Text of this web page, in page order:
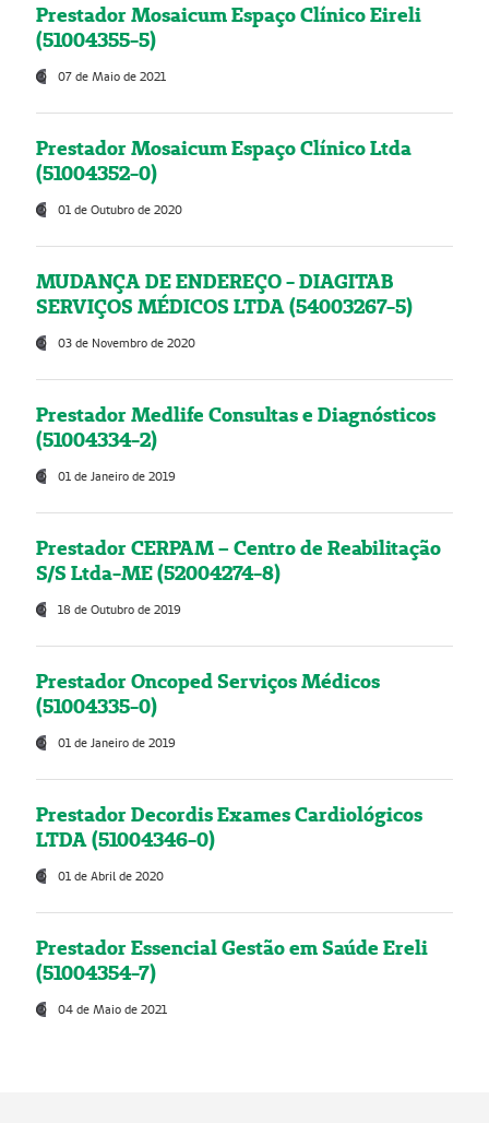
Prestador Mosaicum Espaço Clínico Eireli
(51004355-5)
07 de Maio de 2021
Prestador Mosaicum Espaço Clínico Ltda
(51004352-0)
01 de Outubro de 2020
MUDANÇA DE ENDEREÇO - DIAGITAB
SERVIÇOS MÉDICOS LTDA (54003267-5)
03 de Novembro de 2020
Prestador Medlife Consultas e Diagnósticos
(51004334-2)
01 de Janeiro de 2019
Prestador CERPAM – Centro de Reabilitação
S/S Ltda-ME (52004274-8)
18 de Outubro de 2019
Prestador Oncoped Serviços Médicos
(51004335-0)
01 de Janeiro de 2019
Prestador Decordis Exames Cardiológicos
LTDA (51004346-0)
01 de Abril de 2020
Prestador Essencial Gestão em Saúde Ereli
(51004354-7)
04 de Maio de 2021